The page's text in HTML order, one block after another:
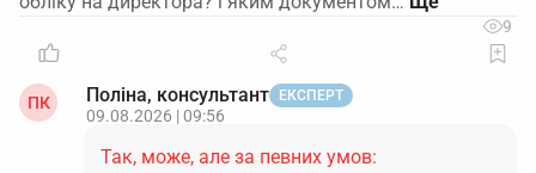
9
ПК Поліна, консультант ЕКСПЕРТ
09.08.2026 | 09:56
Так, може, але за певних умов: